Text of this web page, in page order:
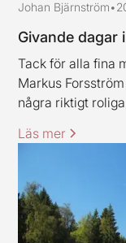
Johan Bjärnström•
Givande dagar
Tack för alla fina
Markus
några riktigt
Läs mer